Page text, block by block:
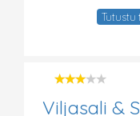
Tutustu
Viljasali &